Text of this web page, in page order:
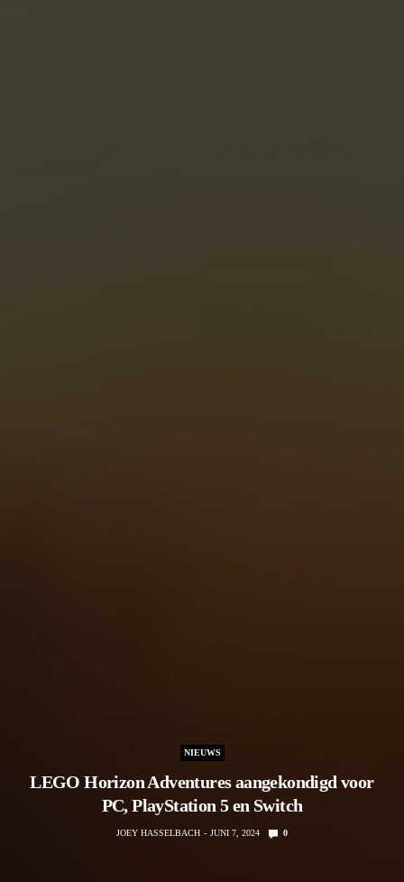
NIEUWS
LEGO Horizon Adventures aangekondigd voor
PC, PlayStation 5 en Switch
JOEY HASSELBACH JUNI 7, 2024 0